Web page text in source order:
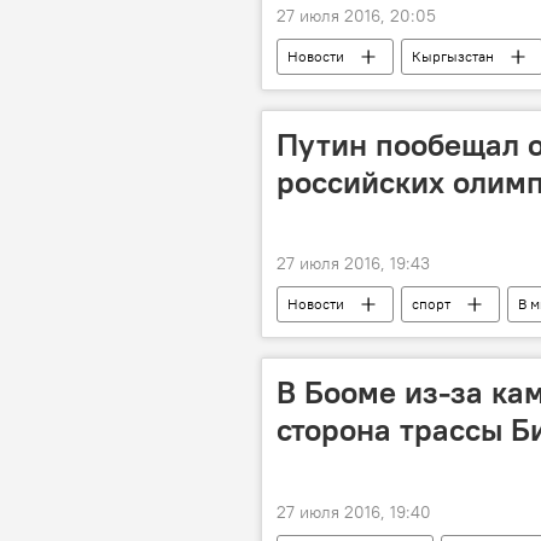
27 июля 2016, 20:05
Новости Кыргызстан
улица
перекрытие
Путин пообещал
российских
27 июля 2016, 19:43
Новости спорт В
Отстранение российских
В Бооме из-за
сторона трассы
27 июля 2016, 19:40